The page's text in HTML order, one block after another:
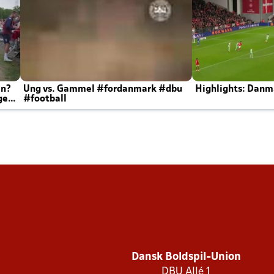
Ung vs. Gammel #fordanmark #dbu
#football
Highlights:
Dansk Boldspil-Union